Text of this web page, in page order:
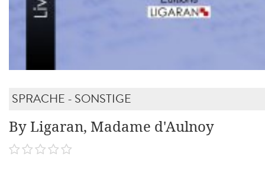
SPRACHE - SONSTIGE
By Ligaran, Madame d'Aulnoy